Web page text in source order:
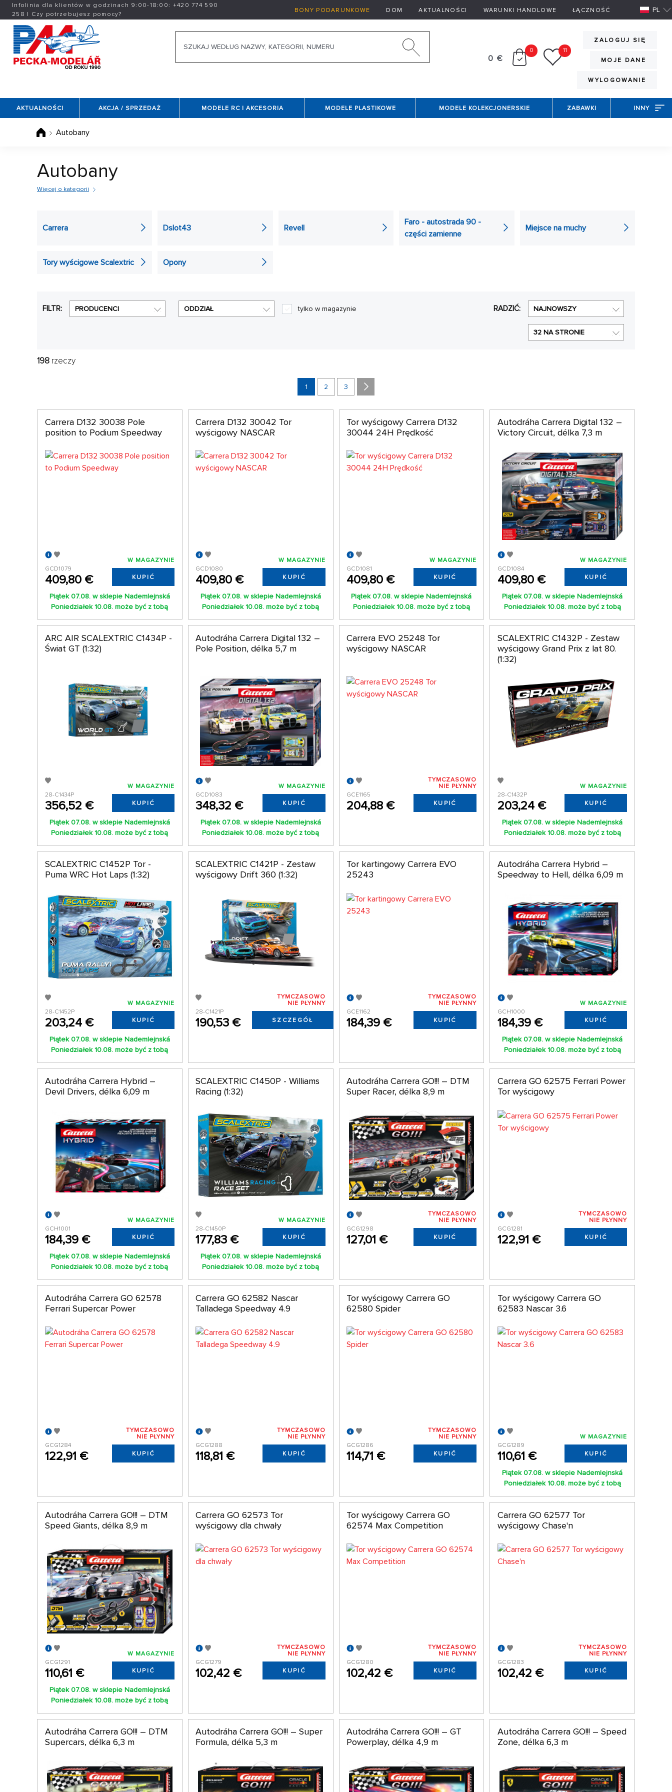
Infolinia dla klientów w godzinach 9:00-18:00: +420774 590
258 | Czy potrzebujesz pomocy? BONY PODARUNKOWE DOM AKTUALNOŚCI WARUNKI HANDLOWE ŁĄCZNOŚĆ PL
ZALOGUJ SIĘ
MOJE DANE
WYLOGOWANIE
0 €
0 11
AKTUALNOŚCI AKCJA / SPRZEDAŻ MODELE RC I AKCESORIA MODELE PLASTIKOWE MODELE KOLEKCJONERSKIE ZABAWKI INNY
Autobany
Autobany
Więcej o kategorii
dla Ciebie. Oferujemy Państwu
w różnych skalach (od
) i w różnych wersjach (Formuła 1, rallycross, Le Mans, z postaciami z filmu Auta i
inne). Jeśli posiadasz już w domu tor samochodowy, z pewnością z radością powitasz nasze dodatkowe elementy, takie jak rozszerzenie rodzaju toru, inne typy
Carrera Dslot43 Revell
Faro - autostrada 90 -
części zamienne
Miejsce na muchy
Tory wyścigowe Scalextric Opony
FILTR: PRODUCENCI ODDZIAŁ tylko w magazynie RADZIĆ: NAJNOWSZY
32 NA STRONIE
198 rzeczy
1 2 3
Carrera D132 30038 Pole
position to Podium Speedway
GCD1079
409,80 €
W MAGAZYNIE
KUPIĆ
Piątek 07.08. w sklepie Nademlejnská
Poniedziałek 10.08. może być z tobą
Carrera D132 30042 Tor
wyścigowy NASCAR
GCD1080
409,80 €
W MAGAZYNIE
KUPIĆ
Piątek 07.08. w sklepie Nademlejnská
Poniedziałek 10.08. może być z tobą
Tor wyścigowy Carrera D132
30044 24H Prędkość
GCD1081
409,80 €
W MAGAZYNIE
KUPIĆ
Piątek 07.08. w sklepie Nademlejnská
Poniedziałek 10.08. może być z tobą
Autodráha Carrera Digital 132 –
Victory Circuit, délka 7,3 m
GCD1084
409,80 €
W MAGAZYNIE
KUPIĆ
Piątek 07.08. w sklepie Nademlejnská
Poniedziałek 10.08. może być z tobą
ARC AIR SCALEXTRIC C1434P -
Świat GT (1:32)
28-C1434P
356,52 €
W MAGAZYNIE
KUPIĆ
Piątek 07.08. w sklepie Nademlejnská
Poniedziałek 10.08. może być z tobą
Autodráha Carrera Digital 132 –
Pole Position, délka 5,7 m
GCD1083
348,32 €
W MAGAZYNIE
KUPIĆ
Piątek 07.08. w sklepie Nademlejnská
Poniedziałek 10.08. może być z tobą
Carrera EVO 25248 Tor
wyścigowy NASCAR
GCE1165
204,88 €
TYMCZASOWO
NIE PŁYNNY
KUPIĆ
SCALEXTRIC C1432P - Zestaw
wyścigowy Grand Prix z lat 80.
(1:32)
28-C1432P
203,24 €
W MAGAZYNIE
KUPIĆ
Piątek 07.08. w sklepie Nademlejnská
Poniedziałek 10.08. może być z tobą
SCALEXTRIC C1452P Tor -
Puma WRC Hot Laps (1:32)
28-C1452P
203,24 €
W MAGAZYNIE
KUPIĆ
Piątek 07.08. w sklepie Nademlejnská
Poniedziałek 10.08. może być z tobą
SCALEXTRIC C1421P - Zestaw
wyścigowy Drift 360 (1:32)
28-C1421P
190,53 €
TYMCZASOWO
NIE PŁYNNY
SZCZEGÓŁ
Tor kartingowy Carrera EVO
25243
GCE1162
184,39 €
TYMCZASOWO
NIE PŁYNNY
KUPIĆ
Autodráha Carrera Hybrid –
Speedway to Hell, délka 6,09 m
GCH1000
184,39 €
W MAGAZYNIE
KUPIĆ
Piątek 07.08. w sklepie Nademlejnská
Poniedziałek 10.08. może być z tobą
Autodráha Carrera Hybrid –
Devil Drivers, délka 6,09 m
GCH1001
184,39 €
W MAGAZYNIE
KUPIĆ
Piątek 07.08. w sklepie Nademlejnská
Poniedziałek 10.08. może być z tobą
SCALEXTRIC C1450P - Williams
Racing (1:32)
28-C1450P
177,83 €
W MAGAZYNIE
KUPIĆ
Piątek 07.08. w sklepie Nademlejnská
Poniedziałek 10.08. może być z tobą
Autodráha Carrera GO!!! – DTM
Super Racer, délka 8,9 m
GCG1298
127,01 €
TYMCZASOWO
NIE PŁYNNY
KUPIĆ
Carrera GO 62575 Ferrari Power
Tor wyścigowy
GCG1281
122,91 €
TYMCZASOWO
NIE PŁYNNY
KUPIĆ
Autodráha Carrera GO 62578
Ferrari Supercar Power
GCG1284
122,91 €
TYMCZASOWO
NIE PŁYNNY
KUPIĆ
Carrera GO 62582 Nascar
Talladega Speedway 4.9
GCG1288
118,81 €
TYMCZASOWO
NIE PŁYNNY
KUPIĆ
Tor wyścigowy Carrera GO
62580 Spider
GCG1286
114,71 €
TYMCZASOWO
NIE PŁYNNY
KUPIĆ
Tor wyścigowy Carrera GO
62583 Nascar 3.6
GCG1289
110,61 €
W MAGAZYNIE
KUPIĆ
Piątek 07.08. w sklepie Nademlejnská
Poniedziałek 10.08. może być z tobą
Autodráha Carrera GO!!! – DTM
Speed Giants, délka 8,9 m
GCG1291
110,61 €
W MAGAZYNIE
KUPIĆ
Piątek 07.08. w sklepie Nademlejnská
Poniedziałek 10.08. może być z tobą
Carrera GO 62573 Tor
wyścigowy dla chwały
GCG1279
102,42 €
TYMCZASOWO
NIE PŁYNNY
KUPIĆ
Tor wyścigowy Carrera GO
62574 Max Competition
GCG1280
102,42 €
TYMCZASOWO
NIE PŁYNNY
KUPIĆ
Carrera GO 62577 Tor
wyścigowy Chase'n
GCG1283
102,42 €
TYMCZASOWO
NIE PŁYNNY
KUPIĆ
Autodráha Carrera GO!!! – DTM
Supercars, délka 6,3 m
Autodráha Carrera GO!!! – Super
Formula, délka 5,3 m
Autodráha Carrera GO!!! – GT
Powerplay, délka 4,9 m
Autodráha Carrera GO!!! – Speed
Zone, délka 6,3 m